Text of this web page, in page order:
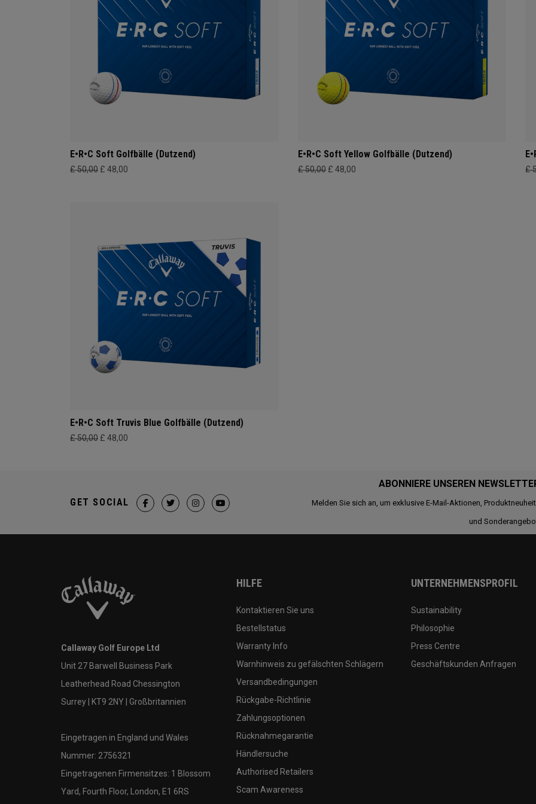
E•R•C Soft Golfbälle (Dutzend)
£ 50,00 £ 48,00
E•R•C Soft Yellow Golfbälle (Dutzend)
£ 50,00 £ 48,00 £
E•R•C Soft Truvis Blue Golfbälle (Dutzend)
£ 50,00 £ 48,00
ABONNIERE UNSEREN
Melden Sie sich an, um exklusive E-Mail-Aktionen,
und
GET SOCIAL
Callaway Golf Europe Ltd
Unit 27 Barwell Business Park
Leatherhead Road Chessington
Surrey | KT9 2NY | Großbritannien
Eingetragen in England und Wales
Nummer: 2756321
Eingetragenen Firmensitzes: 1 Blossom
Yard, Fourth Floor, London, E1 6RS
HILFE
Kontaktieren Sie uns
Bestellstatus
Warranty Info
Warnhinweis zu gefälschten Schlägern
Versandbedingungen
Rückgabe-Richtlinie
Zahlungsoptionen
Rücknahmegarantie
Händlersuche
Authorised Retailers
Scam Awareness
UNTERNEHMENSPROFIL
Sustainability
Philosophie
Press Centre
Geschäftskunden Anfragen